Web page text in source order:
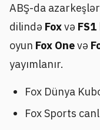
ABŞ-da
dilində Foxvə FS1
oyun Fox Onevə
yayımlanır.
Fox Dünya
Fox Sports